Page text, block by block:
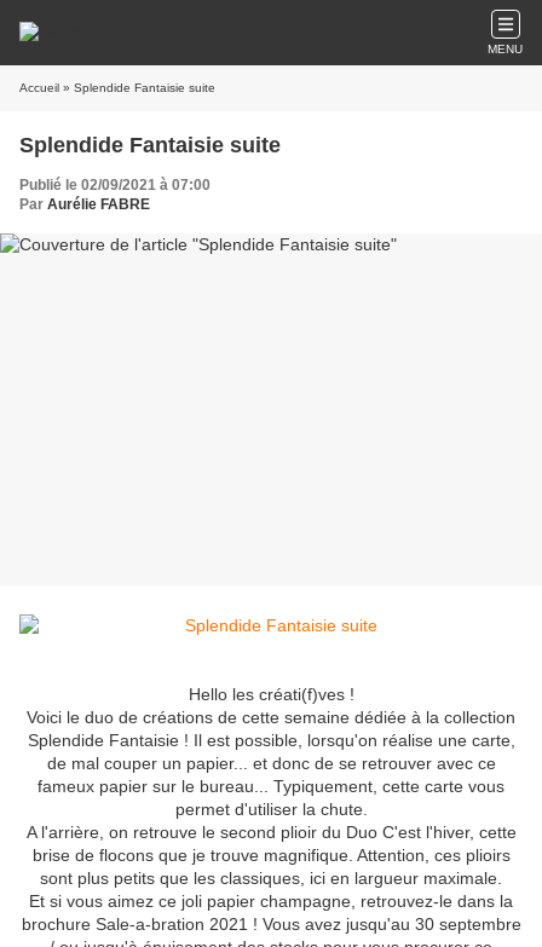
MENU
Accueil » Splendide Fantaisie suite
Splendide Fantaisie suite
Publié le 02/09/2021 à 07:00
Par Aurélie FABRE
Hello les créati(f)ves !
Voici le duo de créations de cette semaine dédiée à la collection
Splendide Fantaisie ! Il est possible, lorsqu'on réalise une carte,
de mal couper un papier... et donc de se retrouver avec ce
fameux papier sur le bureau... Typiquement, cette carte vous
permet d'utiliser la chute.
A l'arrière, on retrouve le second plioir du Duo C'est l'hiver, cette
brise de flocons que je trouve magnifique. Attention, ces plioirs
sont plus petits que les classiques, ici en largueur maximale.
Et si vous aimez ce joli papier champagne, retrouvez-le dans la
brochure Sale-a-bration 2021 ! Vous avez jusqu'au 30 septembre